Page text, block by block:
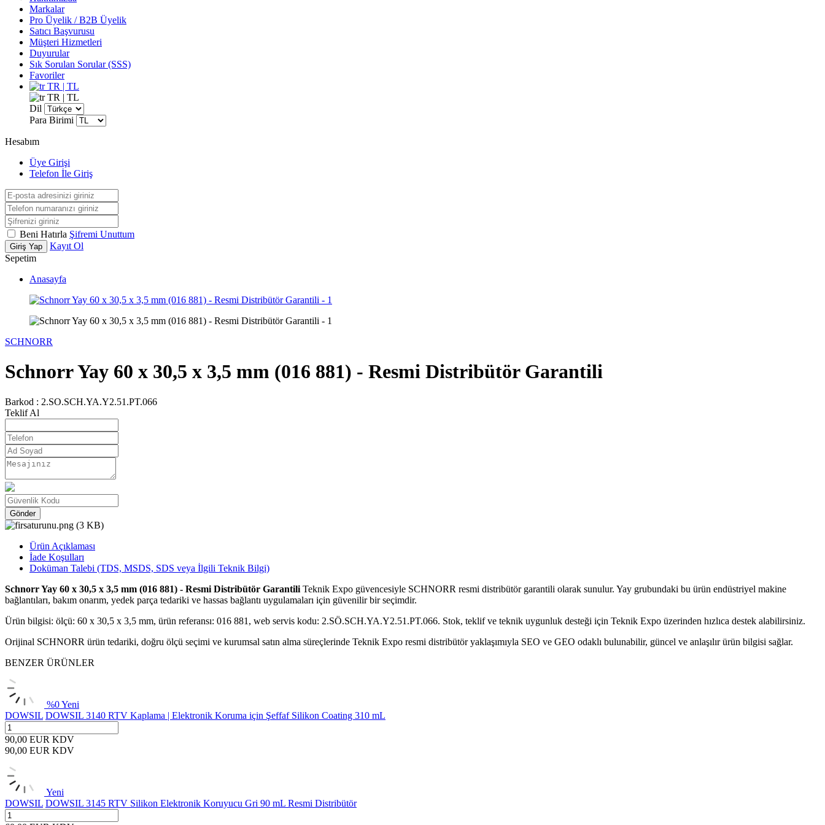
Markalar
Pro Üyelik / B2B Üyelik
Satıcı Başvurusu
Müşteri Hizmetleri
Duyurular
Sık Sorulan Sorular (SSS)
Favoriler
TR | TL
TR | TL
Dil
Para Birimi
Hesabım
Üye Girişi
Telefon İle Giriş
Beni Hatırla Şifremi Unuttum
Giriş Yap
Kayıt Ol
Sepetim
Anasayfa
SCHNORR
Schnorr Yay 60 x 30,5 x 3,5 mm (016 881) - Resmi Distribütör Garantili
Barkod : 2.SO.SCH.YA.Y2.51.PT.066
Teklif Al
Gönder
Ürün Açıklaması
İade Koşulları
Doküman Talebi (TDS, MSDS, SDS veya İlgili Teknik Bilgi)
Schnorr Yay 60 x 30,5 x 3,5 mm (016 881) - Resmi Distribütör Garantili Teknik Expo güvencesiyle SCHNORR resmi distribütör garantili olarak sunulur. Yay grubundaki bu ürün endüstriyel makine
bağlantıları, bakım onarım, yedek parça tedariki ve hassas bağlantı uygulamaları için güvenilir bir seçimdir.
Ürün bilgisi: ölçü: 60 x 30,5 x 3,5 mm, ürün referansı: 016 881, web servis kodu: 2.SÖ.SCH.YA.Y2.51.PT.066. Stok, teklif ve teknik uygunluk desteği için Teknik Expo üzerinden hızlıca destek alabilirsiniz.
Orijinal SCHNORR ürün tedariki, doğru ölçü seçimi ve kurumsal satın alma süreçlerinde Teknik Expo resmi distribütör yaklaşımıyla SEO ve GEO odaklı bulunabilir, güncel ve anlaşılır ürün bilgisi sağlar.
BENZER ÜRÜNLER
%0Yeni
DOWSIL DOWSIL 3140 RTV Kaplama | Elektronik Koruma için Şeffaf Silikon Coating 310 mL
90,00 EUR KDV
90,00 EUR KDV
Yeni
DOWSIL DOWSIL 3145 RTV Silikon Elektronik Koruyucu Gri 90 mL Resmi Distribütör